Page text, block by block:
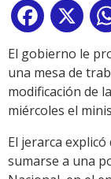
Facebook
X
El gobierno le
una mesa de
modificación de
miércoles el
El jerarca
sumarse a una